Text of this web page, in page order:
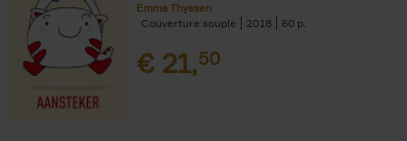
Emma Thyssen
Couverture souple
2018 60
€ 21,50